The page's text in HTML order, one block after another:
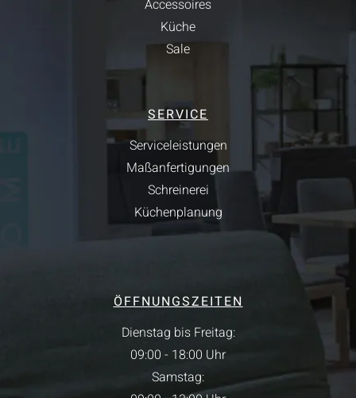
Accessoires
Küche
Sale
SERVICE
Serviceleistungen
Maßanfertigungen
Schreinerei
Küchenplanung
ÖFFNUNGSZEITEN
Dienstag bis Freitag:
09:00 - 18:00 Uhr
Samstag: